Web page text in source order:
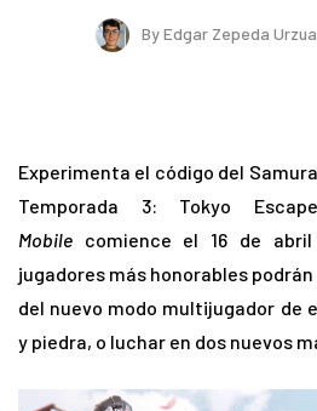
ByEdgar Zepeda Urzua
Experimenta el código del
Temporada 3: Tokyo
Mobile comience el 16 de
jugadores más honorables
del nuevo modo multijugador de
y piedra, o luchar en dos nuevos